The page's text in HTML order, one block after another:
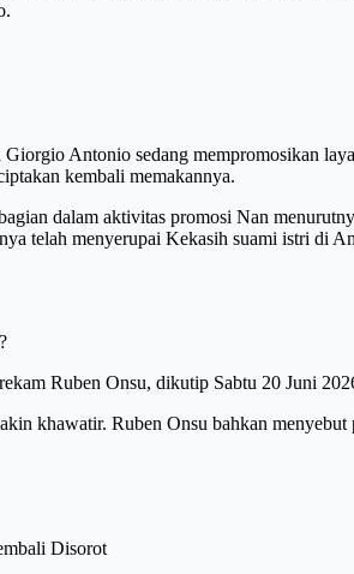
Antonio sedang mempromosikan
kembali memakannya.
dalam aktivitas promosi Nan
telah menyerupai Kekasih suami istri di
Ruben Onsu, dikutip Sabtu 20 Juni
khawatir. Ruben Onsu bahkan
Disorot